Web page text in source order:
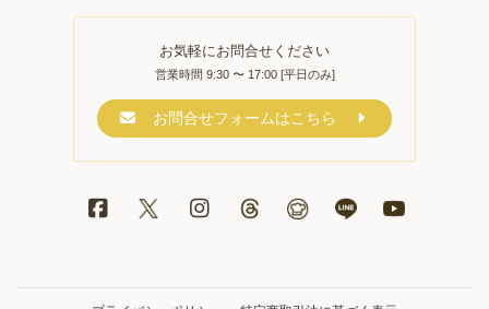
お気軽にお問合せください
営業時間 9:30 〜 17:00 [平日のみ]
お問合せフォームはこちら